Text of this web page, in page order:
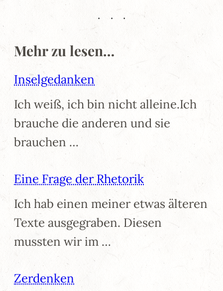
Mehr zu lesen…
Inselgedanken
Ich weiß, ich bin nicht alleine.Ich
brauche die anderen und sie
brauchen …
Eine Frage der Rhetorik
Ich hab einen meiner etwas älteren
Texte ausgegraben. Diesen
mussten wir im …
Zerdenken